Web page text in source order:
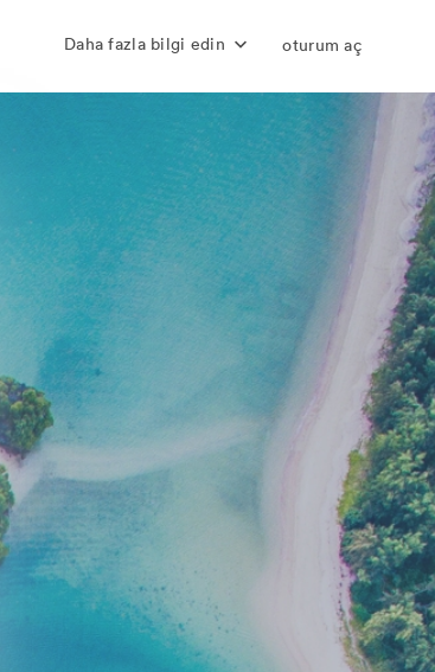
Daha fazla bilgi edin oturum aç